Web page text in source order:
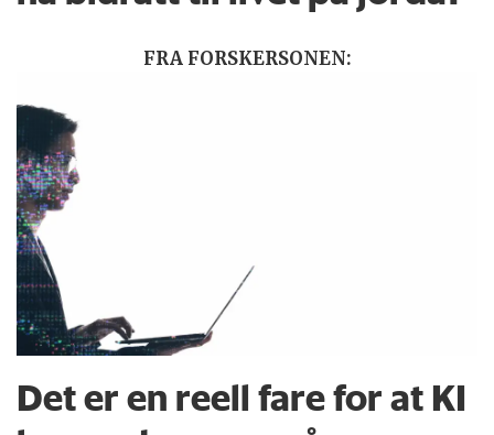
FRA FORSKERSONEN:
Det er en reell fare for at KI